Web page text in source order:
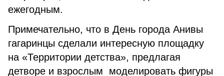
ежегодным.
Примечательно, что в День города Анивы
гагаринцы сделали интересную площадку
на «Территории детства», предлагая
детворе и взрослым моделировать фигуры